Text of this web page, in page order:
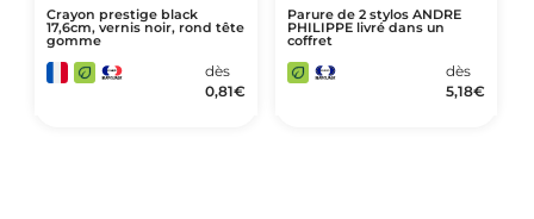
Crayon prestige black
17,6cm, vernis noir, rond tête
gomme
dès
0,81€
Parure de 2 stylos ANDRE
PHILIPPE livré dans un
coffret
dès
5,18€